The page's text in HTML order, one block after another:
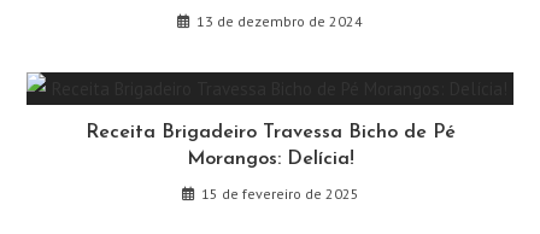
13 de dezembro de 2024
Receita Brigadeiro Travessa Bicho de Pé
Morangos: Delícia!
15 de fevereiro de 2025